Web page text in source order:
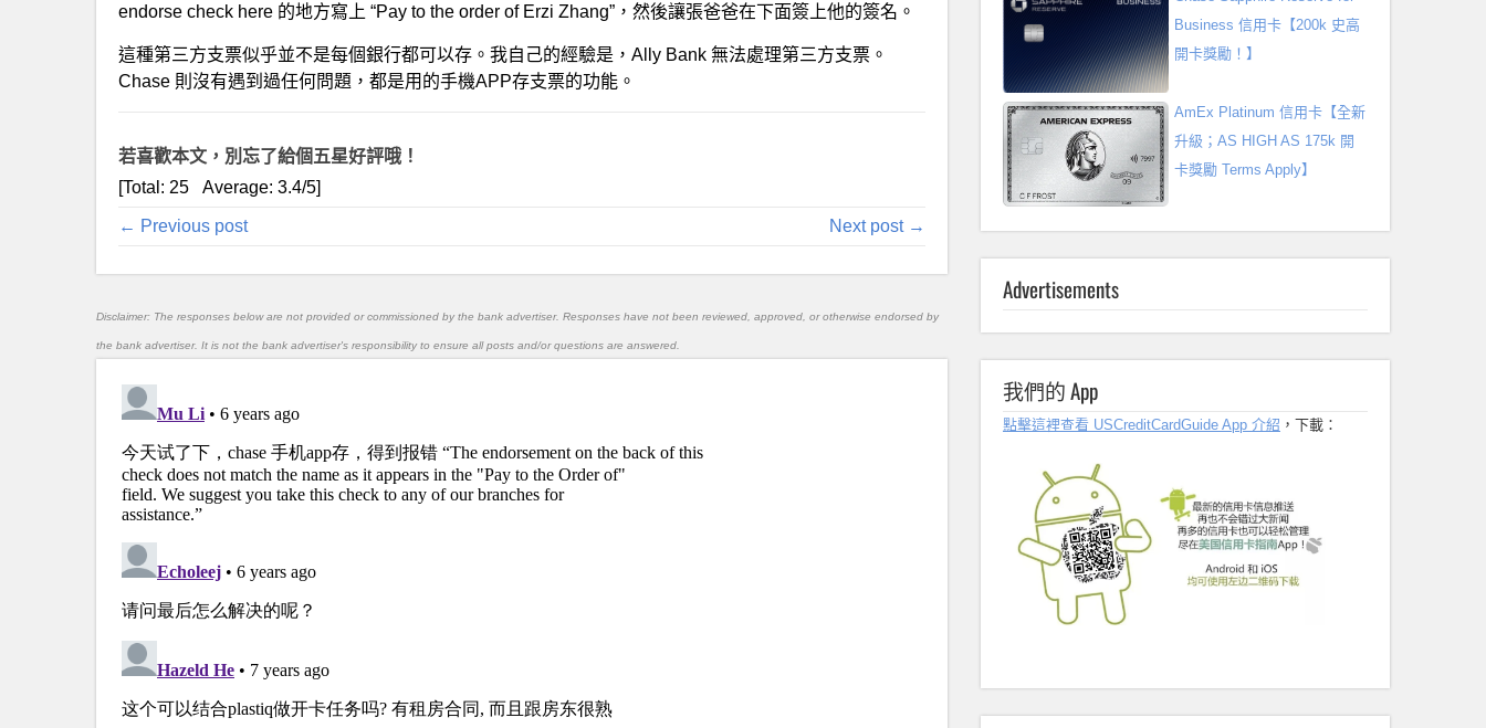
endorse check here 的地方寫上 “Pay to the order of Erzi Zhang”，然後讓張爸爸在下面簽上他的簽名。
這種第三方支票似乎並不是每個銀行都可以存。我自己的經驗是，Ally Bank 無法處理第三方支票。
Chase 則沒有遇到過任何問題，都是用的手機APP存支票的功能。
若喜歡本文，別忘了給個五星好評哦！
[Total: 25 Average: 3.4/5]
← Previous post Next post →
Disclaimer: The responses below are not provided or commissioned by the bank advertiser. Responses have not been reviewed, approved, or otherwise endorsed by
the bank advertiser. It is not the bank advertiser's responsibility to ensure all posts and/or questions are answered.
Business 信用卡【200k 史高
開卡獎勵！】
AmEx Platinum 信用卡【全新
升級；AS HIGH AS 175k 開
卡獎勵 Terms Apply】
Advertisements
我們的 App
點擊這裡查看 USCreditCardGuide App 介紹 ，下載：